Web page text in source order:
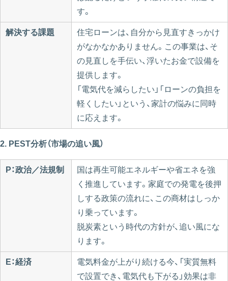
す。
解決する課題
住宅ローンは、自分から見直すきっかけ
がなかなかありません。この事業は、そ
の見直しを手伝い、浮いたお金で設備を
提供します。
「電気代を減らしたい」「ローンの負担を
軽くしたい」という、家計の悩みに同時
に応えます。
2. PEST分析（市場の追い風）
P：政治／法規制
国は再生可能エネルギーや省エネを強
く推進しています。家庭での発電を後押
しする政策の流れに、この商材はしっか
り乗っています。
脱炭素という時代の方針が、追い風にな
ります。
E：経済
電気料金が上がり続ける今、「実質無料
で設置でき、電気代も下がる」効果は非